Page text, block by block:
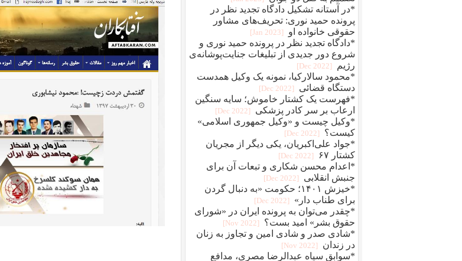
*در آستانه تشکیل دادگاه تجدید نظر در
پرونده حمید نوری: تحریف‌های مشاور
حقوقی خانواده او
[2023 Jan]
*دادگاه تجدید نظر در پرونده حمید نوری و
شروع دور جدیدی از تبلیغات جنایت‌پوشانه‌ی
رژیم
[2022 Dec]
*محمود سالارکیا، نمونه یک وکیل همدست
دستگاه قضائی
[2022 Dec]
*فهرست یک کشتار خاموش؛ سایه سنگین
ارعاب بر سر کادر پزشکی
[2022 Dec]
*وکیل چیست و «وکیل جمهوری اسلامی»
کیست؟
[2022 Dec]
*جواد علی‌اکبریان، یکی دیگر از مجریان
کشتار ۶۷
[2022 Dec]
*اعدام محسن شکاری و تبعات آن برای
جنبش انقلابی
[2022 Dec]
*خیزش ۱۴۰۱؛ حکومت «به دنبال گردن
برای طناب دار»
[2022 Dec]
*چقدر می‌توان به پرونده ایران در «شورای
حقوق بشر» امید بست؟
[2022 Nov]
*شادی صدر و شادی امین و تجاوز به زنان
در زندان
[2022 Nov]
*سوابق سیاه عبدالرضا مصری، مدافع